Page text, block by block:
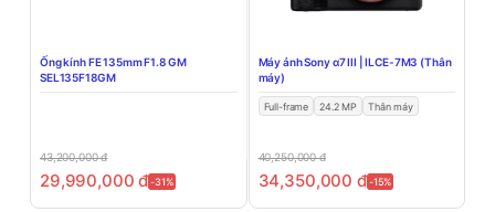
Ống kính FE 135mm F1.8 GM
SEL135F18GM
43,200,000đ
29,990,000đ-31%
Máy ảnh Sony α7 III | ILCE-7M3 (Thân
máy)
Full-frame 24.2 MP Thân máy
40,250,000đ
34,350,000 đ-15%